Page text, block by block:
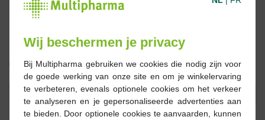
€ 3,77
Bestellen Reserveren
Wij beschermen je privacy
Bij Multipharma gebruiken we cookies die nodig zijn voor
de goede werking van onze site en om je winkelervaring
te verbeteren, evenals optionele cookies om het verkeer
te analyseren en je gepersonaliseerde advertenties aan
te bieden. Door optionele cookies te aanvaarden, kunnen